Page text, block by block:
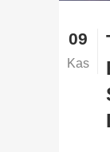
09
Kas